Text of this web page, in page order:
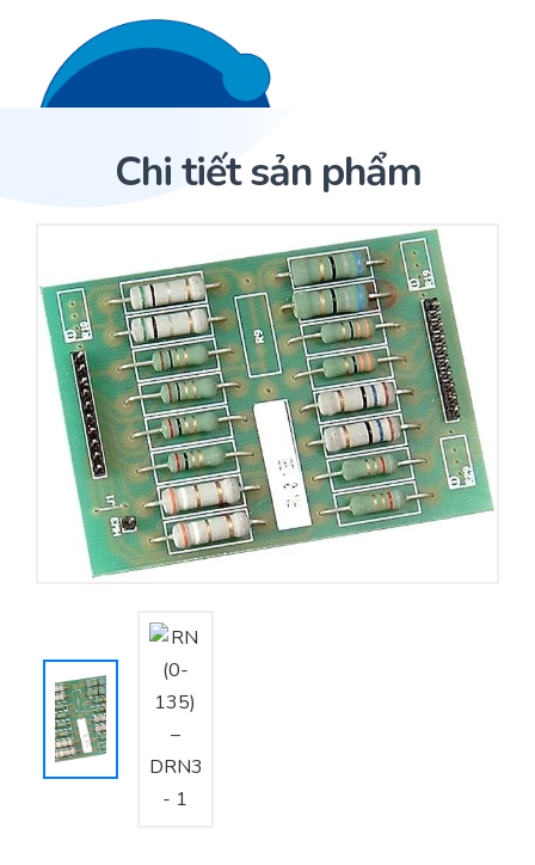
Trang Chủ
Cảm biến ACI
Nhà phân phối cảm biến
Nhà sản xuất thiết bị điều khiển
Cung cấp giải pháp quản lý cho toà nhà (BMS)
Bảo trì – Bảo dưỡng hệ thống
Tư vấn thiết kế, thi công tủ điều khiển
Thi công – Lắp đặt hệ thống HVAC
Sản phẩm
Dự án
Bài viết
Hợp tác
Yêu cầu báo giá
Chi tiết sản phẩm
Cảm biến ACI